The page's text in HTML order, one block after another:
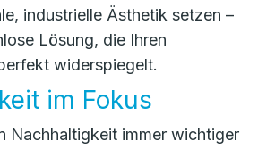
industrielle Ästhetik setzen –
Lösung, die Ihren
widerspiegelt.
im Fokus
Nachhaltigkeit immer wichtiger